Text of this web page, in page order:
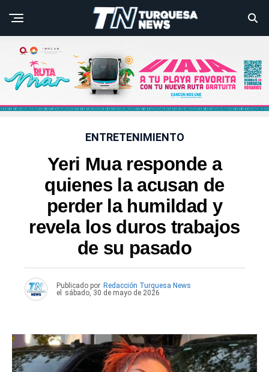
ENTRETENIMIENTO
Yeri Mua responde a
quienes la acusan de
perder la humildad y
revela los duros trabajos
de su pasado
Publicado por Redacción Turquesa News
el
sábado, 30 de mayo de 2026